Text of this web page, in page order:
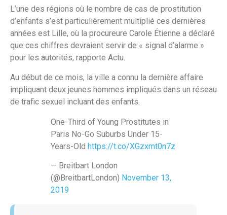
L’une des régions où le nombre de cas de prostitution
d’enfants s’est particulièrement multiplié ces dernières
années est Lille, où la procureure Carole Étienne a déclaré
que ces chiffres devraient servir de « signal d’alarme »
pour les autorités, rapporte Actu.
Au début de ce mois, la ville a connu la dernière affaire
impliquant deux jeunes hommes impliqués dans un réseau
de trafic sexuel incluant des enfants.
One-Third of Young Prostitutes in
Paris No-Go Suburbs Under 15-
Years-Old https://t.co/XGzxmt0n7z
— Breitbart London
(@BreitbartLondon) November 13,
2019